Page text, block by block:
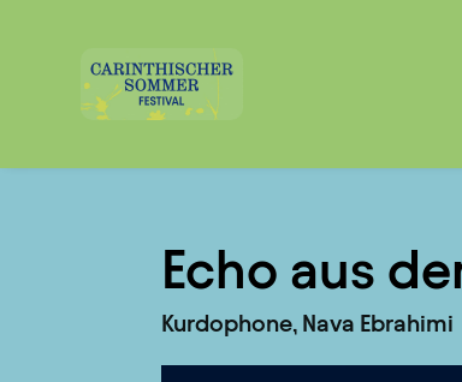
Echo aus
Kurdophone, Nava Ebrahimi